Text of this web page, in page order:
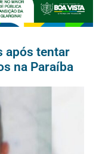
após tentar
na Paraíba